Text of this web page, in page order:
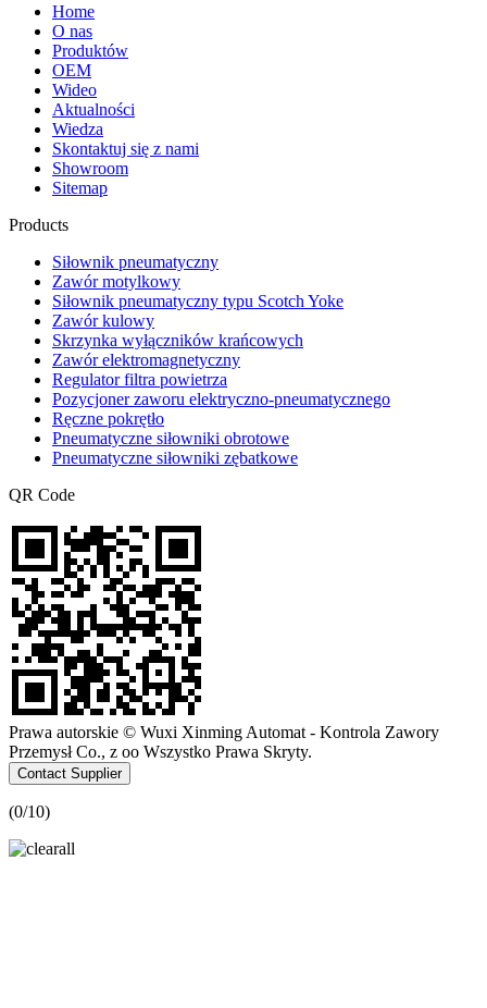
Home
O nas
Produktów
OEM
Wideo
Aktualności
Wiedza
Skontaktuj się z nami
Showroom
Sitemap
Products
Siłownik pneumatyczny
Zawór motylkowy
Siłownik pneumatyczny typu Scotch Yoke
Zawór kulowy
Skrzynka wyłączników krańcowych
Zawór elektromagnetyczny
Regulator filtra powietrza
Pozycjoner zaworu elektryczno-pneumatycznego
Ręczne pokrętło
Pneumatyczne siłowniki obrotowe
Pneumatyczne siłowniki zębatkowe
QR Code
Prawa autorskie © Wuxi Xinming Automat - Kontrola Zawory
Przemysł Co., z oo Wszystko Prawa Skryty.
Contact Supplier
(0/10)